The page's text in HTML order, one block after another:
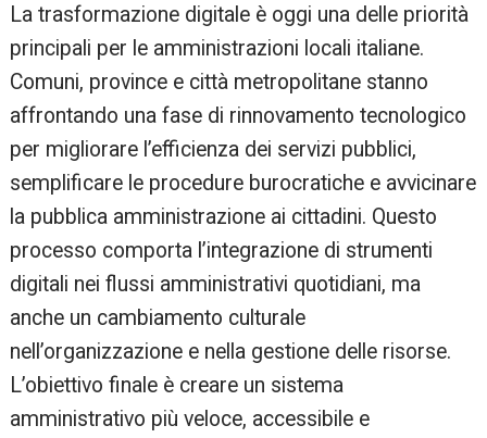
re
La trasformazione digitale è oggi una delle priorità
principali per le amministrazioni locali italiane.
Comuni, province e città metropolitane stanno
affrontando una fase di rinnovamento tecnologico
per migliorare l’efficienza dei servizi pubblici,
semplificare le procedure burocratiche e avvicinare
la pubblica amministrazione ai cittadini. Questo
processo comporta l’integrazione di strumenti
digitali nei flussi amministrativi quotidiani, ma
anche un cambiamento culturale
nell’organizzazione e nella gestione delle risorse.
L’obiettivo finale è creare un sistema
amministrativo più veloce, accessibile e